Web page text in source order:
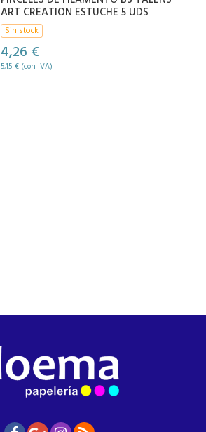
ART CREATION ESTUCHE 5 UDS
Sin stock
4,26 €
5,15 € (con IVA)